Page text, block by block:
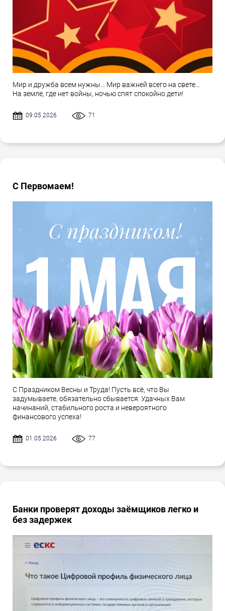
Мир и дружба всем нужны... Мир важней всего на свете...
На земле, где нет войны, ночью спят спокойно дети!
09.05.2026 71
С Первомаем!
С Праздником Весны и Труда! Пусть всё, что Вы
задумываете, обязательно сбывается. Удачных Вам
начинаний, стабильного роста и невероятного
финансового успеха!
01.05.2026 77
Банки проверят доходы заёмщиков легко и
без задержек